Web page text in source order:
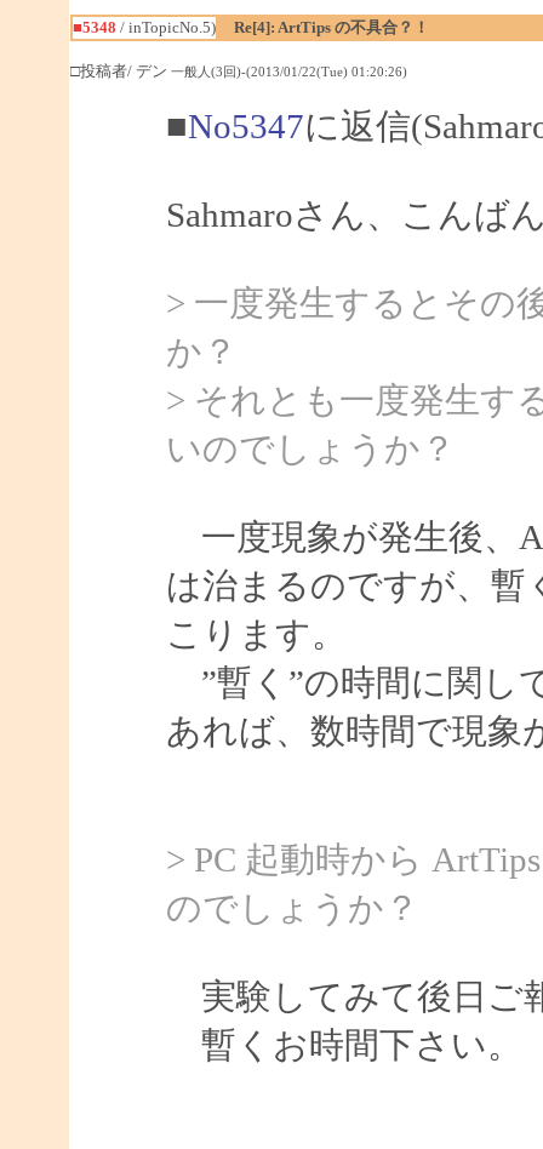
■5348 / inTopicNo.5) Re[4]: ArtTips の不具合？！
□投稿者/ デン 一般人(3回)-(2013/01/22(Tue) 01:20:26)
■No5347に返信
Sahmaroさん、こんば
> 一度発生するとその
か？
> それとも一度発生す
いのでしょうか？
一度現象が発生後、
は治まるのですが、暫
こります。
”暫く”の時間に関し
あれば、数時間で現象
> PC 起動時から
のでしょうか？
実験してみて後日ご
暫くお時間下さい。